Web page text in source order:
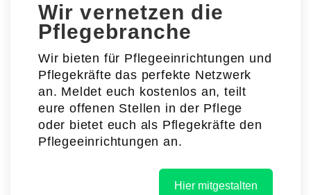
Wir vernetzen die
Pflegebranche
Wir bieten für Pflegeeinrichtungen und
Pflegekräfte das perfekte Netzwerk
an. Meldet euch kostenlos an, teilt
eure offenen Stellen in der Pflege
oder bietet euch als Pflegekräfte den
Pflegeeinrichtungen an.
Hier mitgestalten